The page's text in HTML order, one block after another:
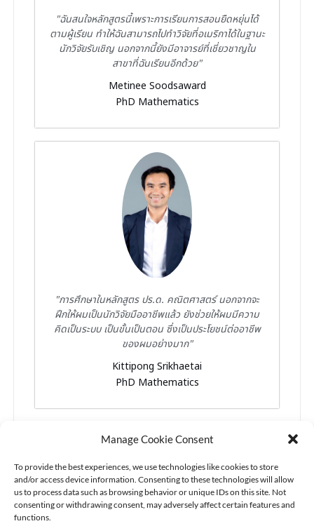
Manage Cookie Consent
To provide the best experiences, we use technologies like cookies to store
and/or access device information. Consenting to these technologies will allow
us to process data such as browsing behavior or unique IDs on this site. Not
consenting or withdrawing consent, may adversely affect certain features and
functions.
"ฉันสนใจหลักสูตรนี้เพราะการเรียนการสอนยืดหยุ่นได้
ตามผู้เรียน ทำให้ฉันสามารถไปทำวิจัยที่อเมริกาได้ในฐานะ
นักวิจัยรับเชิญ นอกจากนี้ยังมีอาจารย์ที่เชี่ยวชาญใน
สาขาที่ฉันเรียนอีกด้วย"
Metinee Soodsaward
PhD Mathematics
"การศึกษาในหลักสูตร ปร.ด. คณิตศาสตร์ นอกจากจะ
ฝึกให้ผมเป็นนักวิจัยมืออาชีพแล้ว ยังช่วยให้ผมมีความ
คิดเป็นระบบ เป็นขั้นเป็นตอน ซึ่งเป็นประโยชน์ต่ออาชีพ
ของผมอย่างมาก"
Kittipong Srikhaetai
PhD Mathematics